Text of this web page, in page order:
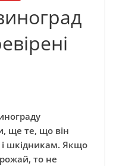
ще те, що він
і шкідникам. Якщо
то не